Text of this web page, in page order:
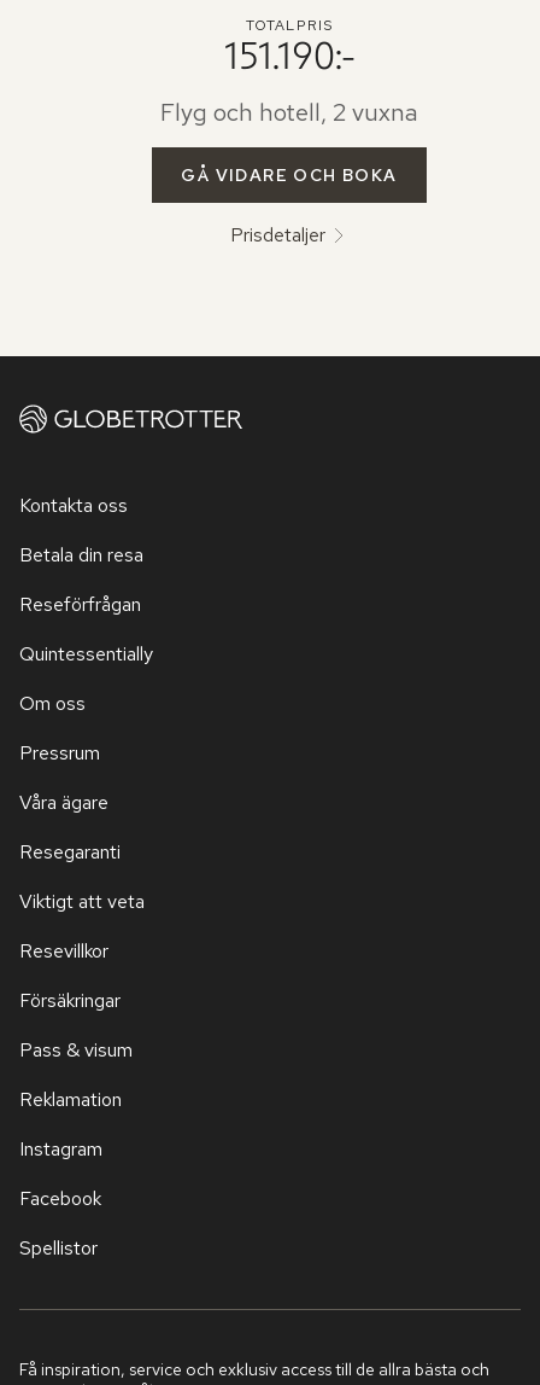
TOTALPRIS
151.190:-
Flyg och hotell, 2 vuxna
GÅ VIDARE OCH BOKA
Prisdetaljer
Kontakta oss
Betala din resa
Reseförfrågan
Quintessentially
Om oss
Pressrum
Våra ägare
Resegaranti
Viktigt att veta
Resevillkor
Försäkringar
Pass & visum
Reklamation
Instagram
Facebook
Spellistor
Få inspiration, service och exklusiv access till de allra bästa och